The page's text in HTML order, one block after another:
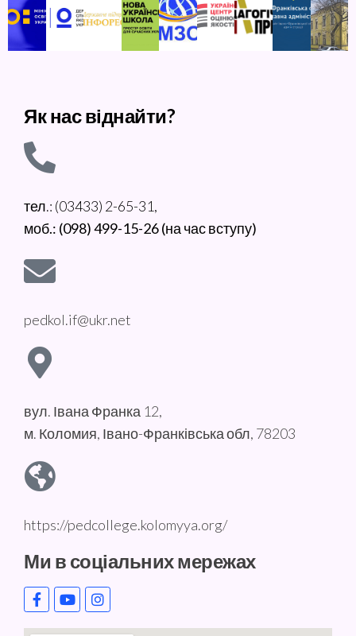
Як нас віднайти?
тел.: (03433) 2-65-31,
моб.: (098) 499-15-26 (на час вступу)
pedkol.if@ukr.net
вул. Івана Франка 12,
м. Коломия, Івано-Франківська обл, 78203
https://pedcollege.kolomyya.org/
Ми в соціальних мережах